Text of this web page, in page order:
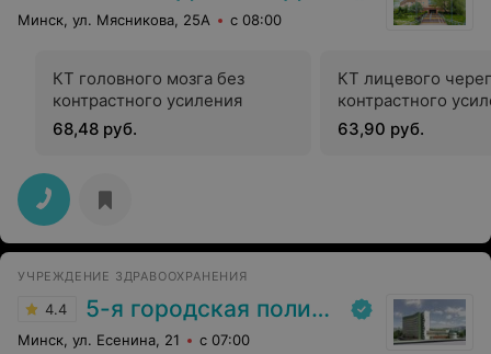
Минск, ул. Мясникова, 25А с 08:00
КТ головного мозга без
контрастного усиления
68,48 руб.
КТ лицевого
контрастного
63,90 руб.
УЧРЕЖДЕНИЕ ЗДРАВООХРАНЕНИЯ
4.4 5-я городская поликлиника
Минск, ул. Есенина, 21 с 07:00